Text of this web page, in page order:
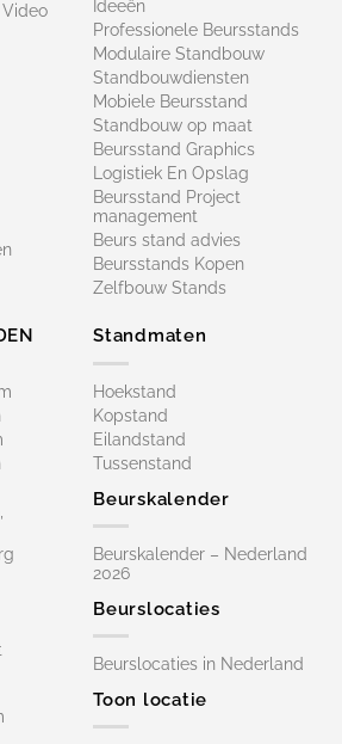
Ideeën
Professionele Beursstands
Modulaire Standbouw
Standbouwdiensten
Mobiele Beursstand
Standbouw op maat​
Beursstand Graphics
Logistiek En Opslag
Beursstand Project
management
Beurs stand advies
Beursstands Kopen
Zelfbouw Stands
Standmaten
Hoekstand
Kopstand
Eilandstand
Tussenstand
Beurskalender
Beurskalender – Nederland
2026
Beurslocaties
Beurslocaties in Nederland
Toon locatie